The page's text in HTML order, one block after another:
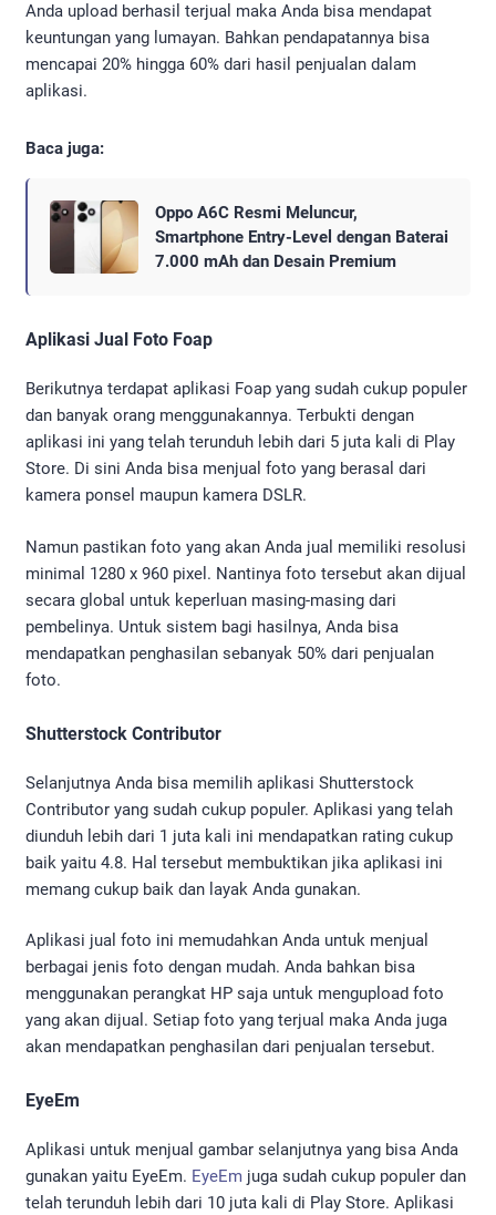
Anda upload berhasil terjual maka Anda bisa mendapat
keuntungan yang lumayan. Bahkan pendapatannya bisa
mencapai 20% hingga 60% dari hasil penjualan dalam
aplikasi.
Baca juga:
Oppo A6C Resmi Meluncur,
Smartphone Entry-Level dengan Baterai
7.000 mAh dan Desain Premium
Aplikasi Jual Foto Foap
Berikutnya terdapat aplikasi Foap yang sudah cukup populer
dan banyak orang menggunakannya. Terbukti dengan
aplikasi ini yang telah terunduh lebih dari 5 juta kali di Play
Store. Di sini Anda bisa menjual foto yang berasal dari
kamera ponsel maupun kamera DSLR.
Namun pastikan foto yang akan Anda jual memiliki resolusi
minimal 1280 x 960 pixel. Nantinya foto tersebut akan dijual
secara global untuk keperluan masing-masing dari
pembelinya. Untuk sistem bagi hasilnya, Anda bisa
mendapatkan penghasilan sebanyak 50% dari penjualan
foto.
Shutterstock Contributor
Selanjutnya Anda bisa memilih aplikasi Shutterstock
Contributor yang sudah cukup populer. Aplikasi yang telah
diunduh lebih dari 1 juta kali ini mendapatkan rating cukup
baik yaitu 4.8. Hal tersebut membuktikan jika aplikasi ini
memang cukup baik dan layak Anda gunakan.
Aplikasi jual foto ini memudahkan Anda untuk menjual
berbagai jenis foto dengan mudah. Anda bahkan bisa
menggunakan perangkat HP saja untuk mengupload foto
yang akan dijual. Setiap foto yang terjual maka Anda juga
akan mendapatkan penghasilan dari penjualan tersebut.
EyeEm
Aplikasi untuk menjual gambar selanjutnya yang bisa Anda
gunakan yaitu EyeEm. EyeEm juga sudah cukup populer dan
telah terunduh lebih dari 10 juta kali di Play Store. Aplikasi